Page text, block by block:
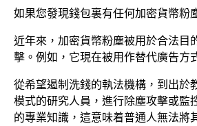
如果您發現錢包裏有任何加密貨幣粉
近年來，加密貨幣粉塵被用於合法目
擊。例如，它現在被用作替代廣告方
從希望遏制洗錢的執法機構，到出於
模式的研究人員，進行除塵攻擊或監
的專業知識，這意味着普通人無法將